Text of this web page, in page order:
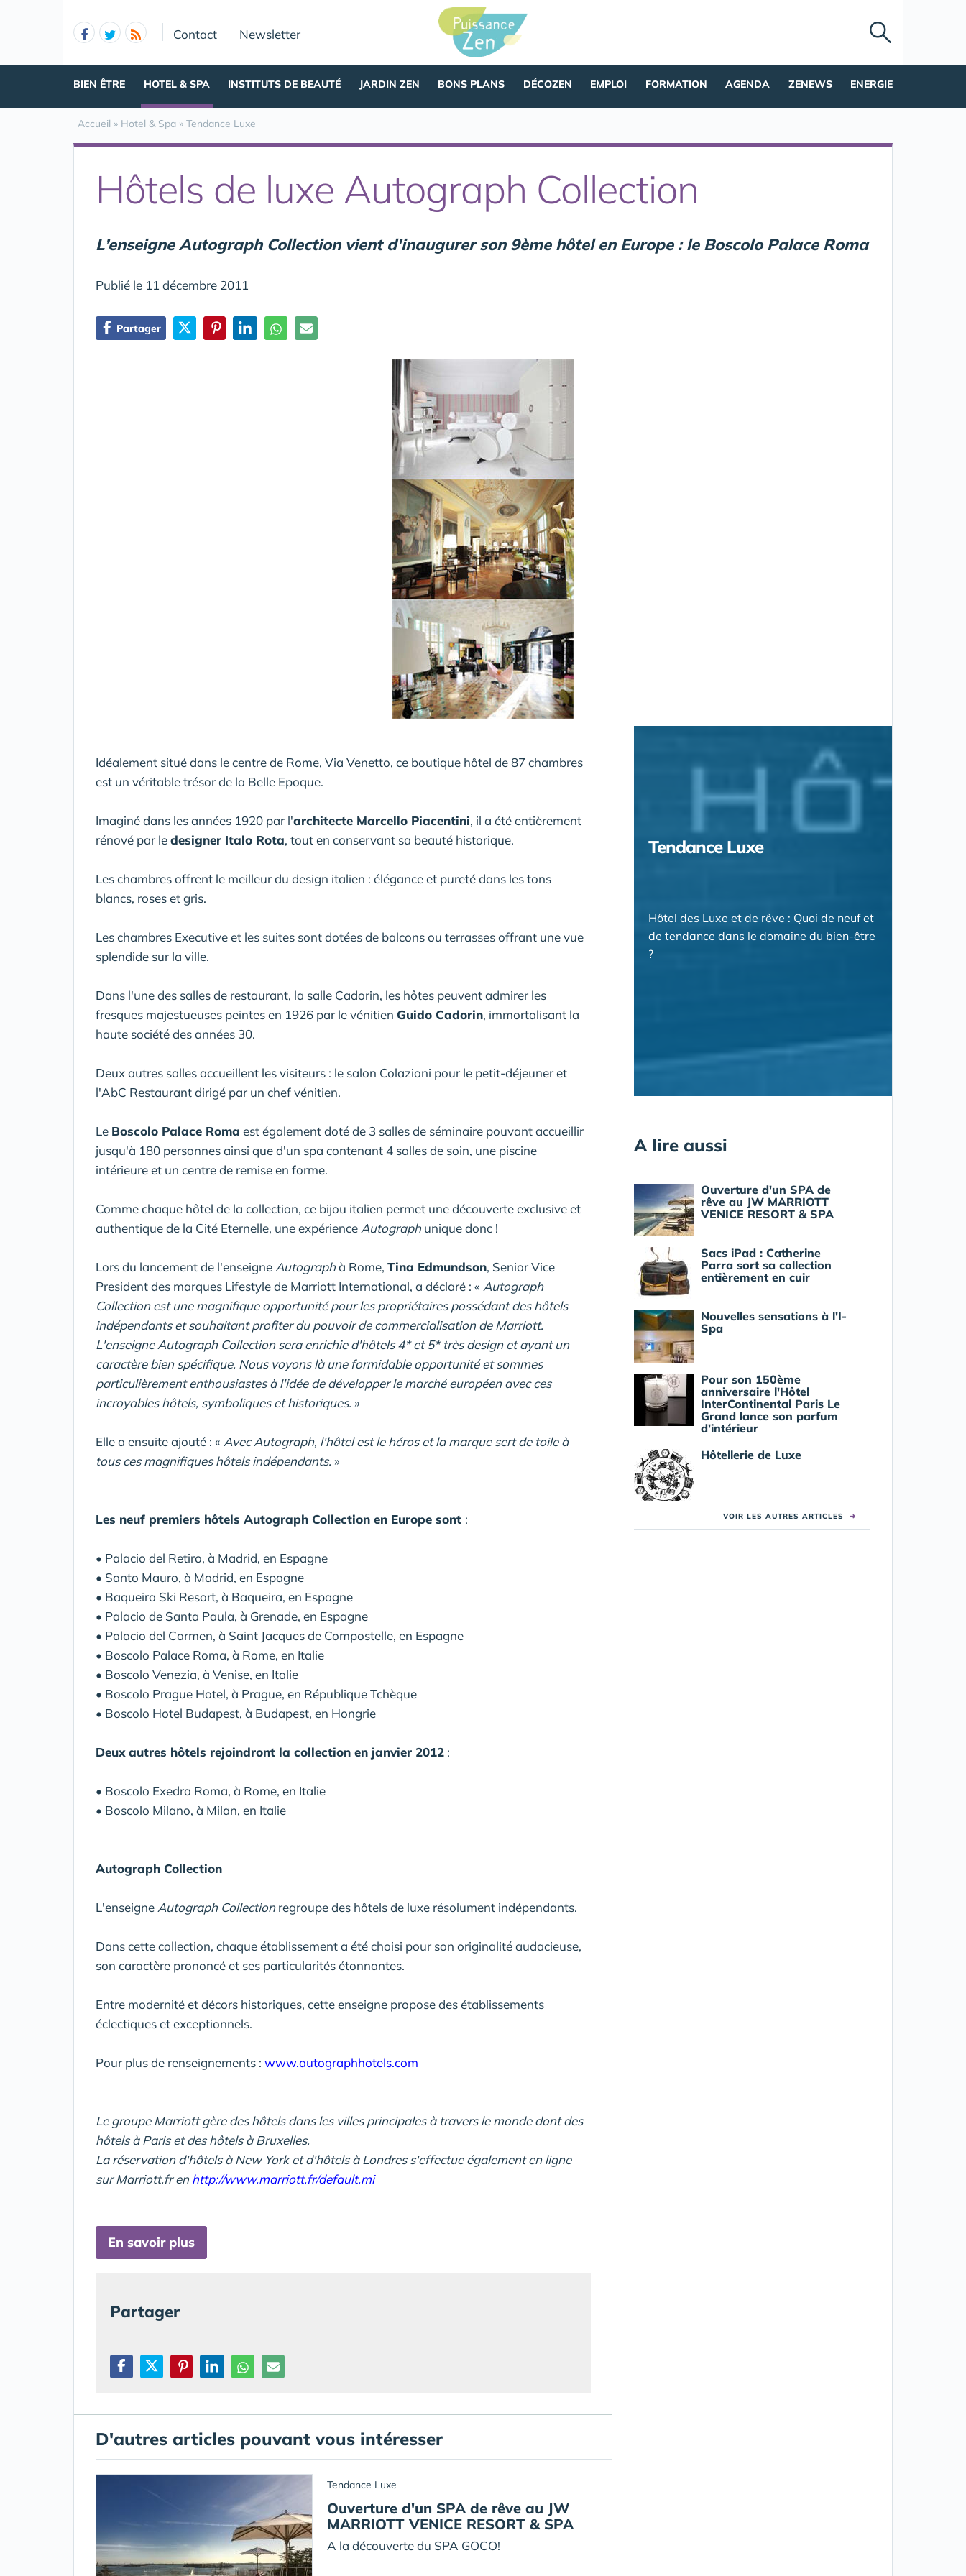
Contact Newsletter
BIEN ÊTRE HOTEL & SPA INSTITUTS DE BEAUTÉ JARDIN ZEN BONS PLANS DÉCOZEN EMPLOI FORMATION AGENDA ZENEWS ENERGIE
Accueil » Hotel & Spa » Tendance Luxe
Hôtels de luxe Autograph Collection
L’enseigne Autograph Collection vient d'inaugurer son 9ème hôtel en Europe : le Boscolo Palace Roma
Publié le 11 décembre 2011
Partager
Idéalement situé dans le centre de Rome, Via Venetto, ce boutique hôtel de 87 chambres
est un véritable trésor de la Belle Epoque.
Imaginé dans les années 1920 par l'architecte Marcello Piacentini, il a été entièrement
rénové par ledesigner Italo Rota, tout en conservant sa beauté historique.
Les chambres offrent le meilleur du design italien : élégance et pureté dans les tons
blancs, roses et gris.
Les chambres Executive et les suites sont dotées de balcons ou terrasses offrant une vue
splendide sur la ville.
Dans l'une des salles de restaurant, la salle Cadorin, les hôtes peuvent admirer les
fresques majestueuses peintes en 1926 par le vénitien Guido Cadorin, immortalisant la
haute société des années 30.
Deux autres salles accueillent les visiteurs : le salon Colazioni pour le petit-déjeuner et
l'AbC Restaurant dirigé par un chef vénitien.
Le Boscolo Palace Roma est également doté de 3 salles de séminaire pouvant accueillir
jusqu'à 180 personnes ainsi que d'un spa contenant 4 salles de soin, une piscine
intérieure et un centre de remise en forme.
Comme chaque hôtel de la collection, ce bijou italien permet une découverte exclusive et
authentique de la Cité Eternelle, une expérience Autographunique donc !
Lors du lancement de l'enseigne Autographà Rome, Tina Edmundson, Senior Vice
President des marques Lifestyle de Marriott International, a déclaré : « Autograph
Collection est une magnifique opportunité pour les propriétaires possédant des hôtels
indépendants et souhaitant profiter du pouvoir de commercialisation de Marriott.
L'enseigne Autograph Collection sera enrichie d'hôtels 4* et 5* très design et ayant un
caractère bien spécifique. Nous voyons là une formidable opportunité et sommes
particulièrement enthousiastes à l'idée de développer le marché européen avec ces
incroyables hôtels, symboliques et historiques.»
Elle a ensuite ajouté : « Avec Autograph, l'hôtel est le héros et la marque sert de toile à
tous ces magnifiques hôtels indépendants.»
Les neuf premiers hôtels Autograph Collection en Europe sont :
• Palacio del Retiro, à Madrid, en Espagne
• Santo Mauro, à Madrid, en Espagne
• Baqueira Ski Resort, à Baqueira, en Espagne
• Palacio de Santa Paula, à Grenade, en Espagne
• Palacio del Carmen, à Saint Jacques de Compostelle, en Espagne
• Boscolo Palace Roma, à Rome, en Italie
• Boscolo Venezia, à Venise, en Italie
• Boscolo Prague Hotel, à Prague, en République Tchèque
• Boscolo Hotel Budapest, à Budapest, en Hongrie
Deux autres hôtels rejoindront la collection en janvier 2012 :
• Boscolo Exedra Roma, à Rome, en Italie
• Boscolo Milano, à Milan, en Italie
Autograph Collection
L'enseigne Autograph Collectionregroupe des hôtels de luxe résolument indépendants.
Dans cette collection, chaque établissement a été choisi pour son originalité audacieuse,
son caractère prononcé et ses particularités étonnantes.
Entre modernité et décors historiques, cette enseigne propose des établissements
éclectiques et exceptionnels.
Pour plus de renseignements : www.autographhotels.com
Le groupe Marriott gère des hôtels dans les villes principales à travers le monde dont des
hôtels à Paris et des hôtels à Bruxelles.
La réservation d'hôtels à New York et d'hôtels à Londres s'effectue également en ligne
sur Marriott.fr enhttp://www.marriott.fr/default.mi
En savoir plus
Partager
D'autres articles pouvant vous intéresser
Tendance Luxe
Ouverture d'un SPA de rêve au JW
MARRIOTT VENICE RESORT & SPA
A la découverte du SPA GOCO!
Tendance Luxe
Hôtel des Luxe et de rêve : Quoi de neuf et
de tendance dans le domaine du bien-être
?
A lire aussi
Ouverture d'un SPA de
rêve au JW MARRIOTT
VENICE RESORT & SPA
Sacs iPad : Catherine
Parra sort sa collection
entièrement en cuir
Nouvelles sensations à l'I-
Spa
Pour son 150ème
anniversaire l'Hôtel
InterContinental Paris Le
Grand lance son parfum
d'intérieur
Hôtellerie de Luxe
VOIR LES AUTRES ARTICLES ➜